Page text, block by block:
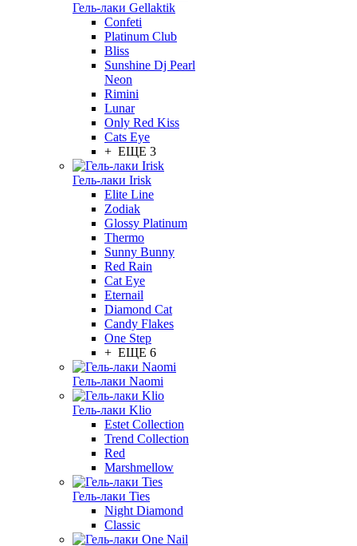
Гель-лаки Gellaktik
Confeti
Platinum Club
Bliss
Sunshine Dj Pearl
Neon
Rimini
Lunar
Only Red Kiss
Cats Eye
+ ЕЩЕ 3
Гель-лаки Irisk
Elite Line
Zodiak
Glossy Platinum
Thermo
Sunny Bunny
Red Rain
Cat Eye
Eternail
Diamond Cat
Candy Flakes
One Step
+ ЕЩЕ 6
Гель-лаки Naomi
Гель-лаки Klio
Estet Collection
Trend Collection
Red
Marshmellow
Гель-лаки Ties
Night Diamond
Classic